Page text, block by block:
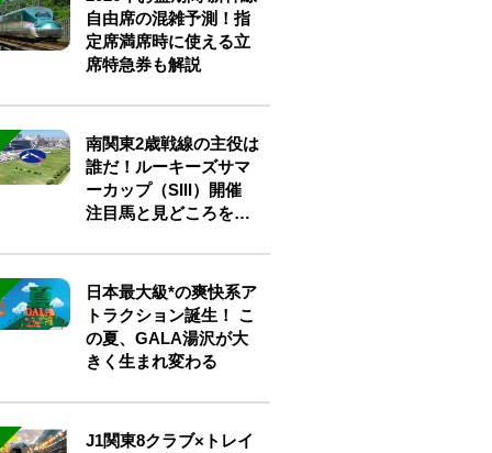
自由席の混雑予測！指
定席満席時に使える立
席特急券も解説
南関東2歳戦線の主役は
誰だ！ルーキーズサマ
ーカップ（SIII）開催
注目馬と見どころをチ
日本最大級*の爽快系ア
トラクション誕生！ こ
の夏、GALA湯沢が大
きく生まれ変わる
J1関東8クラブ×トレイ